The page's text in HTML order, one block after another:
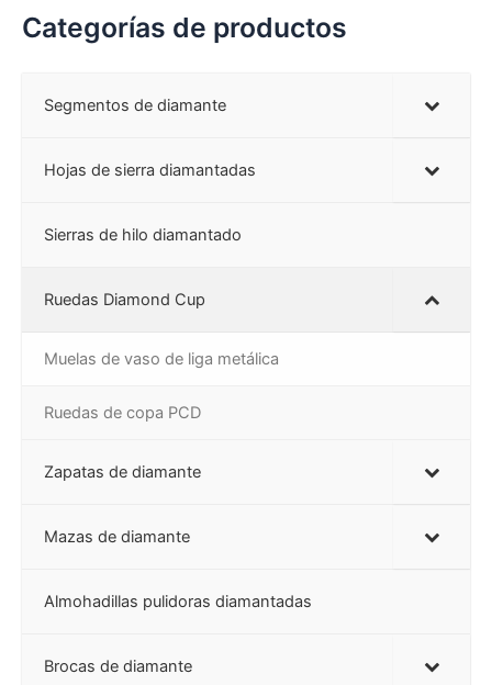
Categorías de productos
Segmentos de diamante
Hojas de sierra diamantadas
Sierras de hilo diamantado
Ruedas Diamond Cup
Muelas de vaso de liga metálica
Ruedas de copa PCD
Zapatas de diamante
Mazas de diamante
Almohadillas pulidoras diamantadas
Brocas de diamante